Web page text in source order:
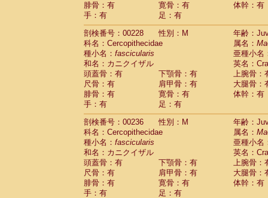
腓骨：有
寛骨：有
体幹：有
手：有
足：有
剖検番号：00228
性別：M
年齢：
科名：Cercopithecidae
属名：
種小名： fascicularis
亜種小名
和名：カニクイザル
英名：
頭蓋骨：有
下顎骨：有
上腕骨：
尺骨：有
肩甲骨：有
大腿骨：
腓骨：有
寛骨：有
体幹：有
手：有
足：有
剖検番号：00236
性別：M
年齢：
科名：Cercopithecidae
属名：
種小名： fascicularis
亜種小名
和名：カニクイザル
英名：
頭蓋骨：有
下顎骨：有
上腕骨：
尺骨：有
肩甲骨：有
大腿骨：
腓骨：有
寛骨：有
体幹：有
手：有
足：有